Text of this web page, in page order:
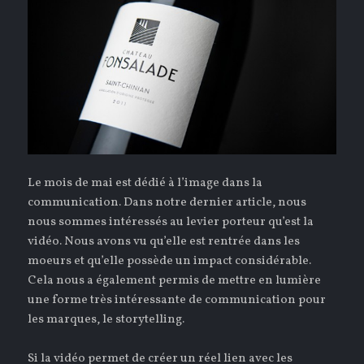
Le mois de mai est dédié à l’image dans la
communication. Dans notre dernier article, nous
nous sommes intéressés au levier porteur qu’est la
vidéo. Nous avons vu qu’elle est rentrée dans les
moeurs et qu’elle possède un impact considérable.
Cela nous a également permis de mettre en lumière
une forme très intéressante de communication pour
les marques, le storytelling.
Si la vidéo permet de créer un réel lien avec les